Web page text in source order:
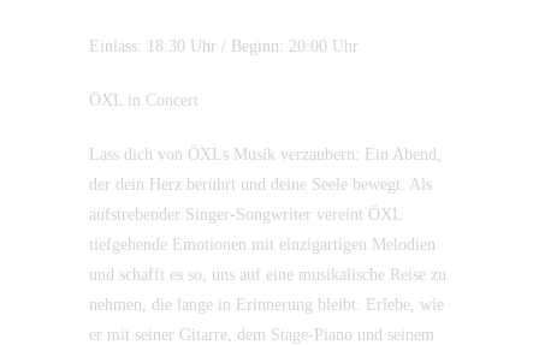
Einlass: 18:30 Uhr / Beginn: 20:00 Uhr
ÖXL in Concert
Lass dich von ÖXLs Musik verzaubern: Ein Abend,
der dein Herz berührt und deine Seele bewegt. Als
aufstrebender Singer-Songwriter vereint ÖXL
tiefgehende Emotionen mit einzigartigen Melodien
und schafft es so, uns auf eine musikalische Reise zu
nehmen, die lange in Erinnerung bleibt. Erlebe, wie
er mit seiner Gitarre, dem Stage-Piano und seinem